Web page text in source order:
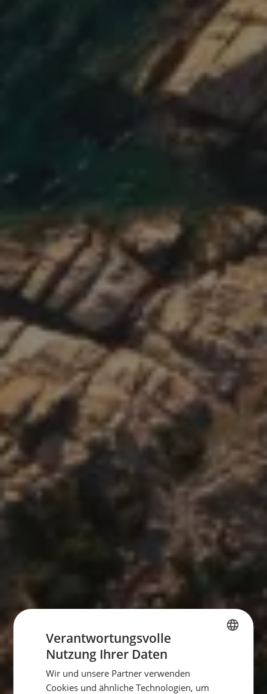
Verantwortungsvolle
Nutzung Ihrer Daten
Wir und unsere Partner verwenden
Cookies und ähnliche Technologien, um